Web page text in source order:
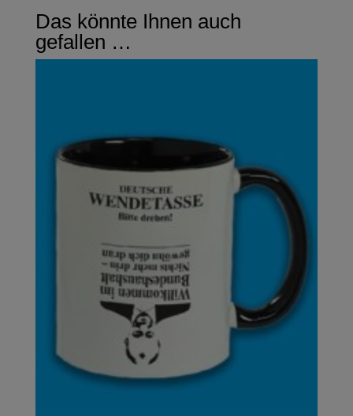
Das könnte Ihnen auch
gefallen …